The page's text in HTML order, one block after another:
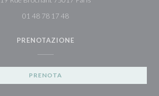
01 48 78 17 48
PRENOTAZIONE
PRENOTA